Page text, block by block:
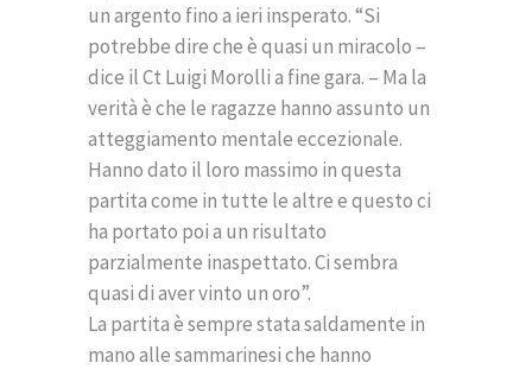
un argento fino a ieri insperato. “Si
potrebbe dire che è quasi un miracolo –
dice il Ct Luigi Morolli a fine gara. – Ma la
verità è che le ragazze hanno assunto un
atteggiamento mentale eccezionale.
Hanno dato il loro massimo in questa
partita come in tutte le altre e questo ci
ha portato poi a un risultato
parzialmente inaspettato. Ci sembra
quasi di aver vinto un oro”.
La partita è sempre stata saldamente in
mano alle sammarinesi che hanno